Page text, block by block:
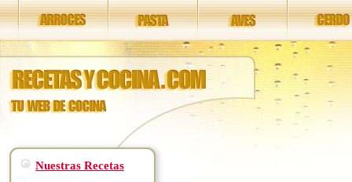
Nuestras Recetas